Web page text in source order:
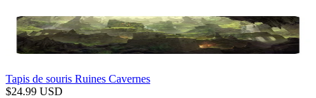
Tapis de souris Ruines Cavernes
$24.99 USD